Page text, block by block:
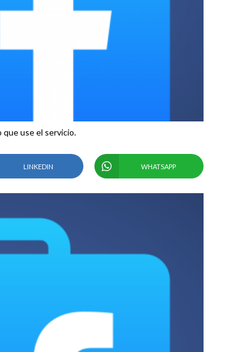
que use el servicio.
LINKEDIN WHATSAPP